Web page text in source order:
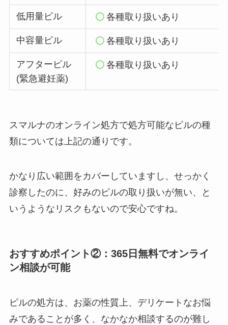
低用量ピル 各種取り扱いあり
中容量ピル 各種取り扱いあり
アフターピル
(緊急避妊薬)
各種取り扱いあり
スマルナのオンライン処方で処方可能なピルの種
類については上記の通りです。
かなり広い範囲をカバーしていますし、せっかく
診察したのに、好みのピルの取り扱いが無い、と
いうようなリスクもないので安心ですね。
おすすめポイント②：365日無料でオンライ
ン相談が可能
ピルの処方は、お薬の性質上、デリケートなお悩
みであることが多く、なかなか相談するのが難し